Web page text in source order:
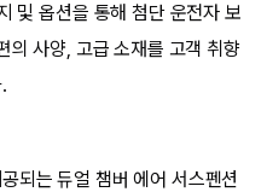
및 옵션을 통해 첨단 운전자 보
의 사양, 고급 소재를 고객 취향
되는 듀얼 챔버 에어 서스펜션